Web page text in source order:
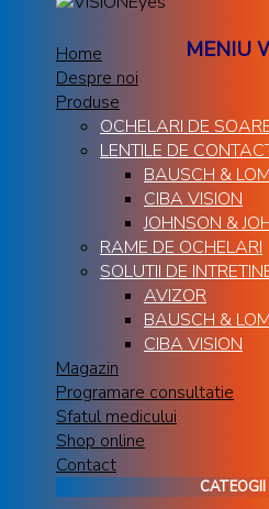
MENIU
Home
Despre noi
Produse
OCHELARI DE
LENTILE DE
BAUSCH &
CIBA VISION
JOHNSON &
RAME DE OCHELARI
SOLUTII DE
AVIZOR
BAUSCH &
CIBA VISION
Magazin
Programare consultatie
Sfatul medicului
Shop online
Contact